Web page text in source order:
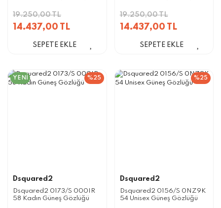
19.250,00 TL
14.437,00 TL
SEPETE EKLE
19.250,00 TL
14.437,00 TL
SEPETE EKLE
%25
YENİ
Dsquared2
Dsquared2 0173/S 000IR
58 Kadın Güneş Gözlüğü
%25
Dsquared2
Dsquared2 0156/S 0NZ9K
54 Unisex Güneş Gözlüğü